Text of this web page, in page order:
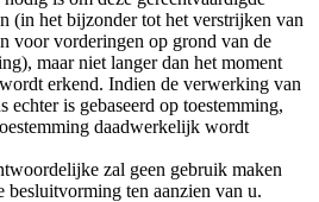
(in het bijzonder tot het verstrijken van
voor vorderingen op grond van de
maar niet langer dan het moment
erkend. Indien de verwerking van
echter is gebaseerd op toestemming,
daadwerkelijk wordt
zal geen gebruik maken
besluitvorming ten aanzien van u.